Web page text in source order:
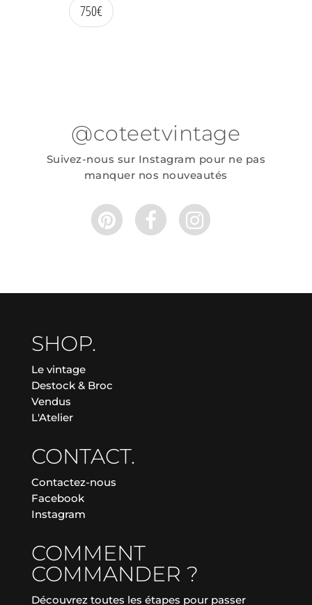
750€
@coteetvintage
Suivez-nous sur Instagram pour ne pas
manquer nos nouveautés
SHOP.
Le vintage
Destock & Broc
Vendus
L'Atelier
CONTACT.
Contactez-nous
Facebook
Instagram
COMMENT
COMMANDER ?
Découvrez toutes les étapes pour passer